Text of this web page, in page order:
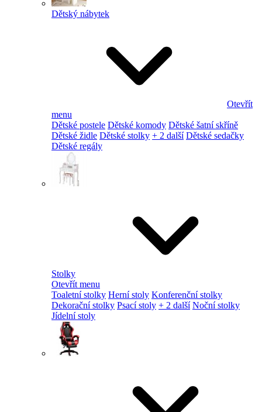
Dětský nábytek
Otevřít
menu
Dětské postele Dětské komody Dětské šatní skříně
Dětské židle Dětské stolky + 2 další Dětské sedačky
Dětské regály
Stolky
Otevřít menu
Toaletní stolky Herní stoly Konferenční stolky
Dekorační stolky Psací stoly + 2 další Noční stolky
Jídelní stoly